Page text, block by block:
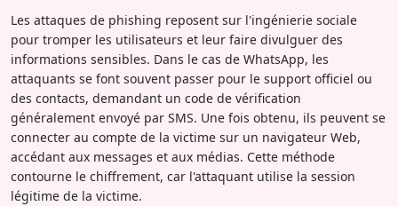
Les attaques de phishing reposent sur l'ingénierie sociale
pour tromper les utilisateurs et leur faire divulguer des
informations sensibles. Dans le cas de WhatsApp, les
attaquants se font souvent passer pour le support officiel ou
des contacts, demandant un code de vérification
généralement envoyé par SMS. Une fois obtenu, ils peuvent se
connecter au compte de la victime sur un navigateur Web,
accédant aux messages et aux médias. Cette méthode
contourne le chiffrement, car l'attaquant utilise la session
légitime de la victime.